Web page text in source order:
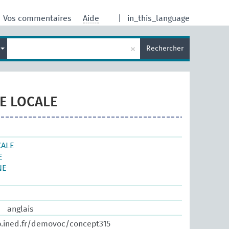
in_this_language
Vos commentaires Aide
× Rechercher
LOCALE
anglais
demovoc/concept315